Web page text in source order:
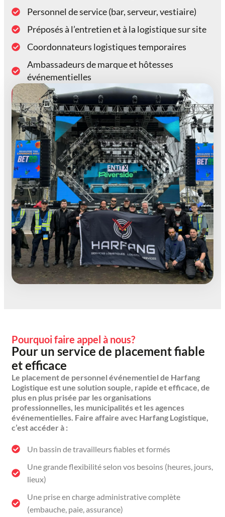
Personnel de service (bar, serveur, vestiaire)
Préposés à l’entretien et à la logistique sur site
Coordonnateurs logistiques temporaires
Ambassadeurs de marque et hôtesses
événementielles
Pourquoi faire appel à nous?
Pour un service de placement fiable
et efficace
Le placement de personnel événementiel de Harfang
Logistique est une solution souple, rapide et efficace, de
plus en plus prisée par les organisations
professionnelles, les municipalités et les agences
événementielles. Faire affaire avec Harfang Logistique,
c’est accéder à :
Un bassin de travailleurs fiables et formés
Une grande flexibilité selon vos besoins (heures, jours,
lieux)
Une prise en charge administrative complète
(embauche, paie, assurance)